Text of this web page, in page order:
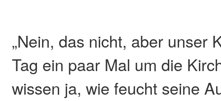
„Nein, das nicht, aber unser
Tag ein paar Mal um die
wissen ja, wie feucht seine